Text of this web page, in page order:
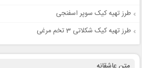
طرز تهیه کیک سوپر اسفنجی
طرز تهیه کیک شکلاتی 3 تخم مرغی